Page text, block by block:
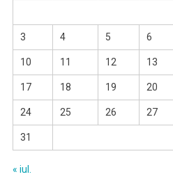
3 4 5 6
10 11 12 13
17 18 19 20
24 25 26 27
31
« iul.